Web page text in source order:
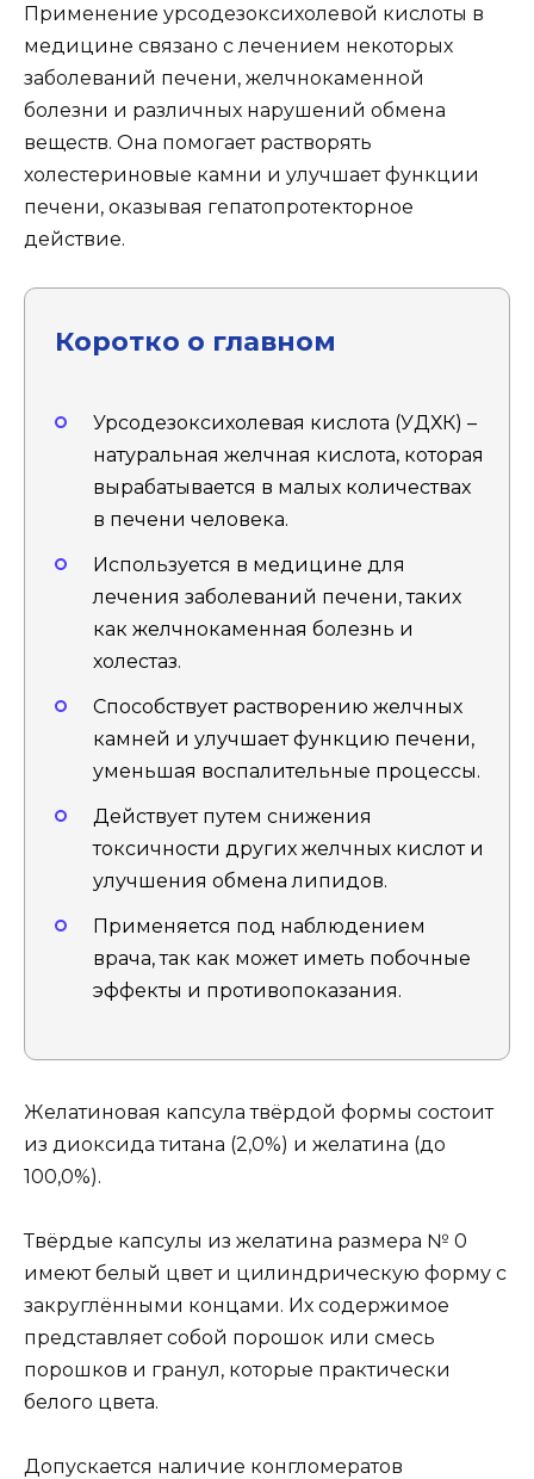
Применение урсодезоксихолевой кислоты в
медицине связано с лечением некоторых
заболеваний печени, желчнокаменной
болезни и различных нарушений обмена
веществ. Она помогает растворять
холестериновые камни и улучшает функции
печени, оказывая гепатопротекторное
действие.
Коротко о главном
Урсодезоксихолевая кислота (УДХК) –
натуральная желчная кислота, которая
вырабатывается в малых количествах
в печени человека.
Используется в медицине для
лечения заболеваний печени, таких
как желчнокаменная болезнь и
холестаз.
Способствует растворению желчных
камней и улучшает функцию печени,
уменьшая воспалительные процессы.
Действует путем снижения
токсичности других желчных кислот и
улучшения обмена липидов.
Применяется под наблюдением
врача, так как может иметь побочные
эффекты и противопоказания.
Желатиновая капсула твёрдой формы состоит
из диоксида титана (2,0%) и желатина (до
100,0%).
Твёрдые капсулы из желатина размера № 0
имеют белый цвет и цилиндрическую форму с
закруглёнными концами. Их содержимое
представляет собой порошок или смесь
порошков и гранул, которые практически
белого цвета.
Допускается наличие конгломератов